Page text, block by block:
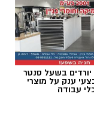
יורדים בשעל סנטר
ענק על מוצרי
עבודה